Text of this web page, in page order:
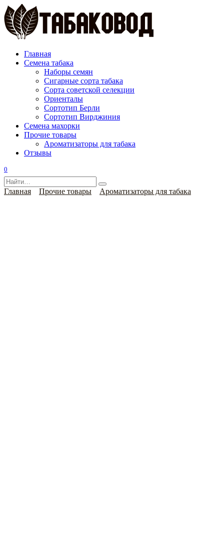
Перейти
к
содержанию
Главная
Семена табака
Наборы семян
Сигарные сорта табака
Сорта советской селекции
Ориенталы
Сортотип Берли
Сортотип Вирджиния
Семена махорки
Прочие товары
Ароматизаторы для табака
Отзывы
0
Search
for:
Главная Прочие товары Ароматизаторы для табака